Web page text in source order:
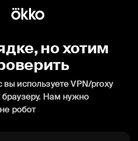
но хотим
используете VPN/proxy
Нам нужно
робот